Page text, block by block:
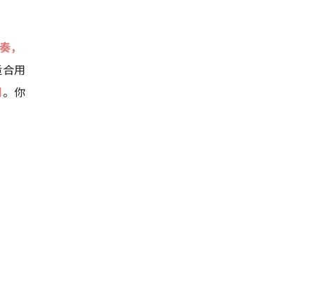
，
用
。你